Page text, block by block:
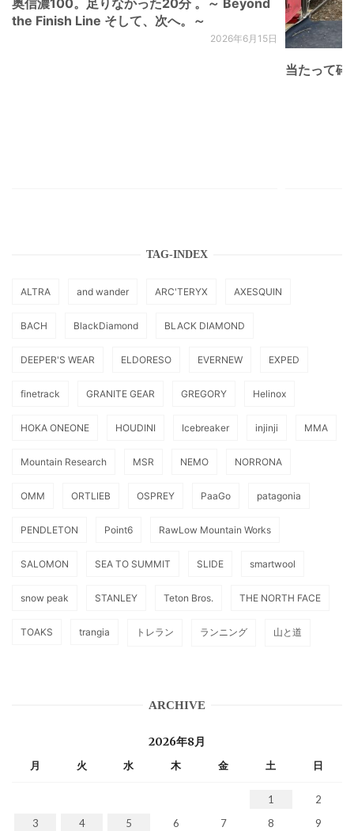
the Finish Line そして、次へ。～
2026年6月15日
当たって砕
TAG-INDEX
ALTRA and wander ARC'TERYX AXESQUIN
BACH BlackDiamond BLACK DIAMOND
DEEPER'S WEAR ELDORESO EVERNEW EXPED
finetrack GRANITE GEAR GREGORY Helinox
HOKA ONEONE HOUDINI Icebreaker injinji MMA
Mountain Research MSR NEMO NORRONA
OMM ORTLIEB OSPREY PaaGo patagonia
PENDLETON Point6 RawLow Mountain Works
SALOMON SEA TO SUMMIT SLIDE smartwool
snow peak STANLEY Teton Bros. THE NORTH FACE
TOAKS trangia トレラン ランニング 山と道
ARCHIVE
2026年8月
月 火 水 木 金 土 日
1
2
3
4 5 6 7 8
9